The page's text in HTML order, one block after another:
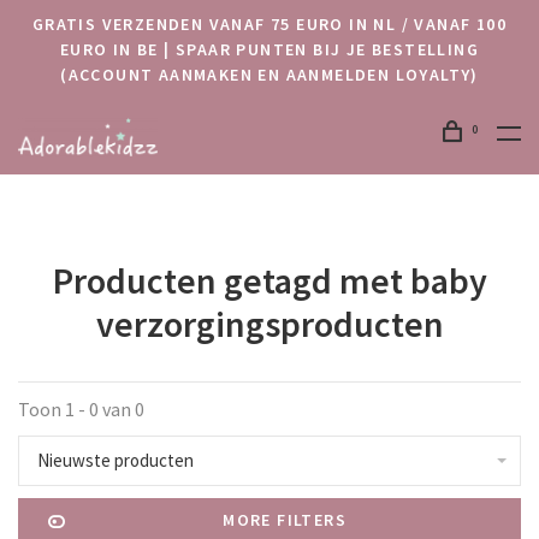
GRATIS VERZENDEN VANAF 75 EURO IN NL / VANAF 100
EURO IN BE | SPAAR PUNTEN BIJ JE BESTELLING
(ACCOUNT AANMAKEN EN AANMELDEN LOYALTY)
0
Producten getagd met baby
verzorgingsproducten
Toon 1 - 0 van 0
Nieuwste producten
MORE FILTERS